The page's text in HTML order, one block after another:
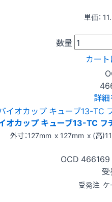
単価：
数量
カー
詳
オカップ キューブ13-TC
外寸：127mm x 127mm x (高
OCD 466169
受発注